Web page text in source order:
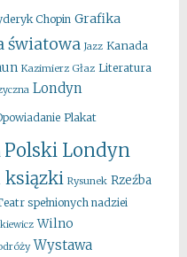
Chopin Grafika
światowa Jazz Kanada
Kazimierz Głaz Literatura
Londyn
Plakat
Polski Londyn
ksiązki Rysunek Rzeźba
spełnionych nadziei
Wilno
Wystawa